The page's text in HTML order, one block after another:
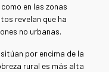
en las zonas
revelan que ha
no urbanas.
por encima de la
rural es más alta